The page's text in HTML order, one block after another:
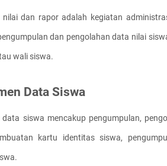
nilai dan rapor adalah kegiatan
dan pengolahan data nilai
wali siswa.
Data Siswa
data siswa mencakup pengumpulan,
kartu identitas siswa,